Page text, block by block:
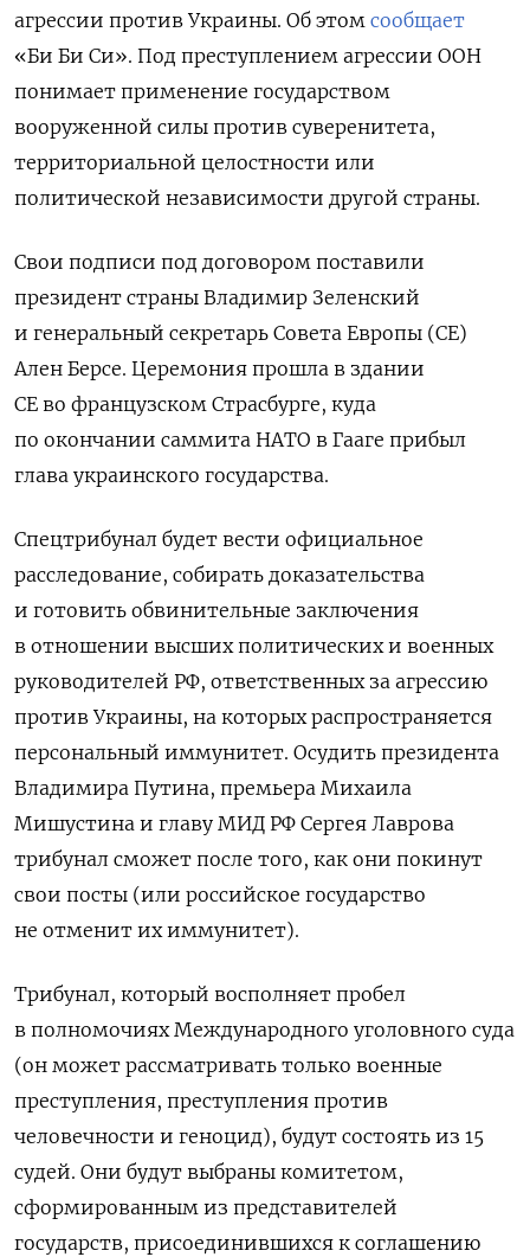
агрессии против Украины. Об этом сообщает
«Би Би Си». Под преступлением агрессии ООН
понимает применение государством
вооруженной силы против суверенитета,
территориальной целостности или
политической независимости другой страны.
Свои подписи под договором поставили
президент страны Владимир Зеленский
и генеральный секретарь Совета Европы (СЕ)
Ален Берсе. Церемония прошла в здании
СЕ во французском Страсбурге, куда
по окончании саммита НАТО в Гааге прибыл
глава украинского государства.
Спецтрибунал будет вести официальное
расследование, собирать доказательства
и готовить обвинительные заключения
в отношении высших политических и военных
руководителей РФ, ответственных за агрессию
против Украины, на которых распространяется
персональный иммунитет. Осудить президента
Владимира Путина, премьера Михаила
Мишустина и главу МИД РФ Сергея Лаврова
трибунал сможет после того, как они покинут
свои посты (или российское государство
не отменит их иммунитет).
Трибунал, который восполняет пробел
в полномочиях Международного уголовного суда
(он может рассматривать только военные
преступления, преступления против
человечности и геноцид), будут состоять из 15
судей. Они будут выбраны комитетом,
сформированным из представителей
государств, присоединившихся к соглашению